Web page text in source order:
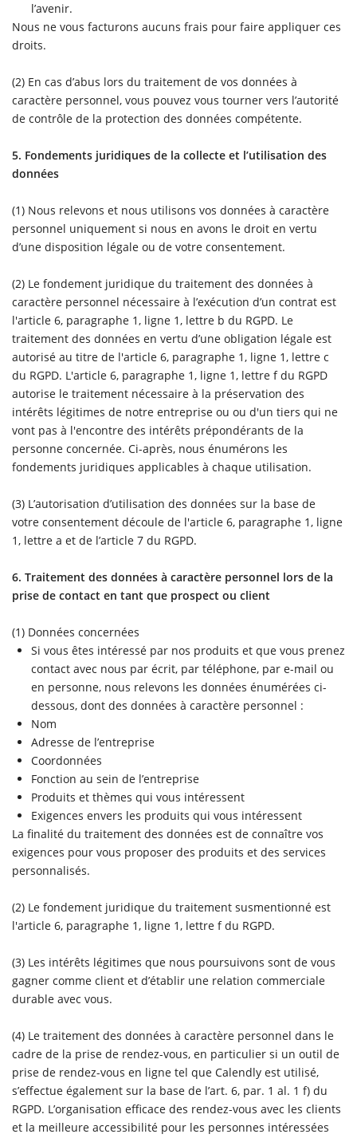
l’avenir.
Nous ne vous facturons aucuns frais pour faire appliquer ces
droits.
(2) En cas d’abus lors du traitement de vos données à
caractère personnel, vous pouvez vous tourner vers l’autorité
de contrôle de la protection des données compétente.
5. Fondements juridiques de la collecte et l’utilisation des
données
(1) Nous relevons et nous utilisons vos données à caractère
personnel uniquement si nous en avons le droit en vertu
d’une disposition légale ou de votre consentement.
(2) Le fondement juridique du traitement des données à
caractère personnel nécessaire à l’exécution d’un contrat est
l'article 6, paragraphe 1, ligne 1, lettre b du RGPD. Le
traitement des données en vertu d’une obligation légale est
autorisé au titre de l'article 6, paragraphe 1, ligne 1, lettre c
du RGPD. L'article 6, paragraphe 1, ligne 1, lettre f du RGPD
autorise le traitement nécessaire à la préservation des
intérêts légitimes de notre entreprise ou ou d'un tiers qui ne
vont pas à l'encontre des intérêts prépondérants de la
personne concernée. Ci-après, nous énumérons les
fondements juridiques applicables à chaque utilisation.
(3) L’autorisation d’utilisation des données sur la base de
votre consentement découle de l'article 6, paragraphe 1, ligne
1, lettre a et de l’article 7 du RGPD.
6. Traitement des données à caractère personnel lors de la
prise de contact en tant que prospect ou client
(1) Données concernées
Si vous êtes intéressé par nos produits et que vous prenez
contact avec nous par écrit, par téléphone, par e-mail ou
en personne, nous relevons les données énumérées ci-
dessous, dont des données à caractère personnel :
Nom
Adresse de l’entreprise
Coordonnées
Fonction au sein de l’entreprise
Produits et thèmes qui vous intéressent
Exigences envers les produits qui vous intéressent
La finalité du traitement des données est de connaître vos
exigences pour vous proposer des produits et des services
personnalisés.
(2) Le fondement juridique du traitement susmentionné est
l'article 6, paragraphe 1, ligne 1, lettre f du RGPD.
(3) Les intérêts légitimes que nous poursuivons sont de vous
gagner comme client et d’établir une relation commerciale
durable avec vous.
(4) Le traitement des données à caractère personnel dans le
cadre de la prise de rendez-vous, en particulier si un outil de
prise de rendez-vous en ligne tel que Calendly est utilisé,
s’effectue également sur la base de l’art. 6, par. 1 al. 1 f) du
RGPD. L’organisation efficace des rendez-vous avec les clients
et la meilleure accessibilité pour les personnes intéressées